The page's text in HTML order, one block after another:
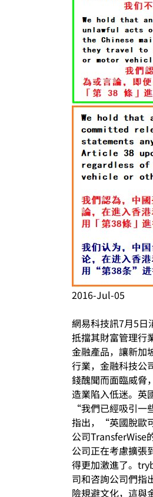
2016-Jul-05
網易科技訊7月5日
抵擋其財富管理行
金融產品，讓新加
行業，金融科技公
錢醜聞而面臨威脅
造業陷入低迷。英
“我們已經吸引
指出，“英國脫歐
公司TransferWise
公司正在考慮擴張
得更加激進了。
司和咨詢公司們指
險規避文化，這與